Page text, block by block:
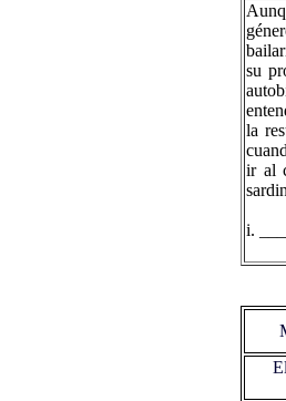
su
la
ir al
i.